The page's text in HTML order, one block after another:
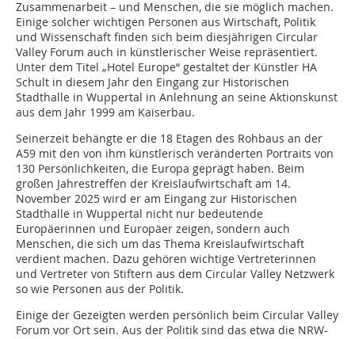
Zusammenarbeit – und Menschen, die sie möglich machen.
Einige solcher wichtigen Personen aus Wirtschaft, Politik
und Wissenschaft finden sich beim diesjährigen Circular
Valley Forum auch in künstlerischer Weise repräsentiert.
Unter dem Titel „Hotel Europe“ gestaltet der Künstler HA
Schult in diesem Jahr den Eingang zur Historischen
Stadthalle in Wuppertal in Anlehnung an seine Aktionskunst
aus dem Jahr 1999 am Kaiserbau.
Seinerzeit behängte er die 18 Etagen des Rohbaus an der
A59 mit den von ihm künstlerisch veränderten Portraits von
130 Persönlichkeiten, die Europa geprägt haben. Beim
großen Jahrestreffen der Kreislaufwirtschaft am 14.
November 2025 wird er am Eingang zur Historischen
Stadthalle in Wuppertal nicht nur bedeutende
Europäerinnen und Europäer zeigen, sondern auch
Menschen, die sich um das Thema Kreislaufwirtschaft
verdient machen. Dazu gehören wichtige Vertreterinnen
und Vertreter von Stiftern aus dem Circular Valley Netzwerk
so wie Personen aus der Politik.
Einige der Gezeigten werden persönlich beim Circular Valley
Forum vor Ort sein. Aus der Politik sind das etwa die NRW-